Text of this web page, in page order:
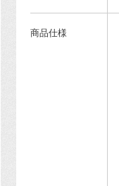
商品仕様